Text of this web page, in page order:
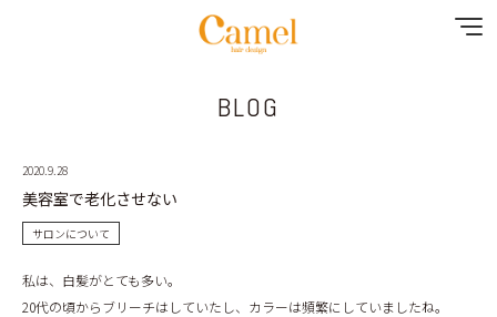
CONTENTS
MENU
SHOP&STAFF
BLOG
2020.9.28
美容室で老化させない
サロンについて
私は、白髪がとても多い。
20代の頃からブリーチはしていたし、カラーは頻繁にしていましたね。